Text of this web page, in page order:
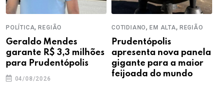
POLÍTICA,REGIÃO
Geraldo Mendes
garante R$ 3,3 milhões
para Prudentópolis
04/08/2026
COTIDIANO,EM ALTA, REGIÃO
Prudentópolis
apresenta nova panela
gigante para a maior
feijoada do mundo